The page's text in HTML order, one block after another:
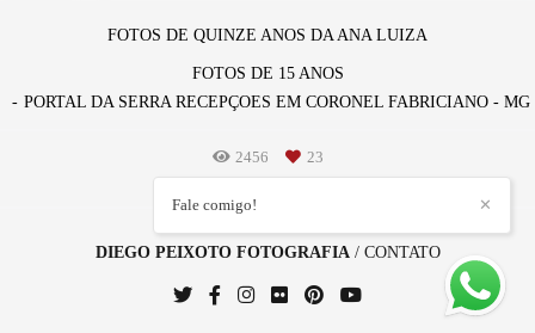
FOTOS DE QUINZE ANOS DA ANA LUIZA
FOTOS DE 15 ANOS
PORTAL DA SERRA RECEPÇOES EM CORONEL FABRICIANO - MG
2456 23
DIEGO PEIXOTO FOTOGRAFIA/ CONTATO
✕
Fale comigo!